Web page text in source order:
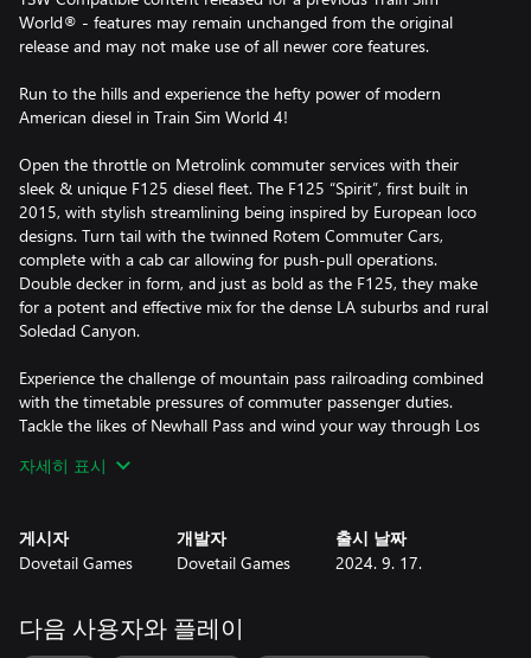
World® - features may remain unchanged from the original
release and may not make use of all newer core features.
Run to the hills and experience the hefty power of modern
American diesel in Train Sim World 4!
Open the throttle on Metrolink commuter services with their
sleek & unique F125 diesel fleet. The F125 “Spirit”, first built in
2015, with stylish streamlining being inspired by European loco
designs. Turn tail with the twinned Rotem Commuter Cars,
complete with a cab car allowing for push-pull operations.
Double decker in form, and just as bold as the F125, they make
for a potent and effective mix for the dense LA suburbs and rural
Soledad Canyon.
Experience the challenge of mountain pass railroading combined
with the timetable pressures of commuter passenger duties.
Tackle the likes of Newhall Pass and wind your way through Los
moment to enjoy the stunning views on long, sun-soaked runs
자세히 표시
게시자
Dovetail Games
개발자
Dovetail Games
출시 날짜
2024. 9. 17.
다음 사용자와 플레이